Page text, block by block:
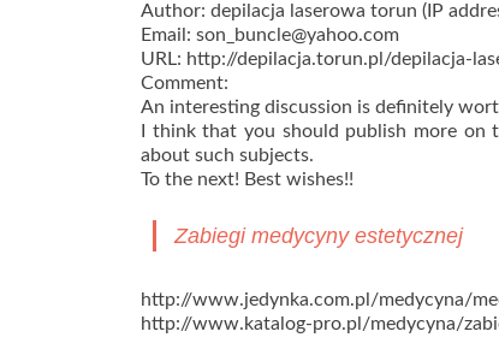
Author: depilacja laserowa torun (IP
Email: son_buncle@yahoo.com
URL: http://depilacja.torun.pl/depilacja-
Comment:
An interesting discussion is definitely
I think that you should publish more
about such subjects.
To the next! Best wishes!!
Zabiegi medycyny estetycznej
http://www.jedynka.com.pl/medycyna/
http://www.katalog-pro.pl/medycyna/